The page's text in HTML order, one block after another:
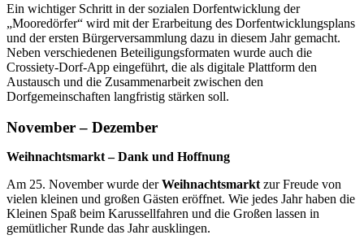
Ein wichtiger Schritt in der sozialen Dorfentwicklung der
„Mooredörfer“ wird mit der Erarbeitung des Dorfentwicklungsplans
und der ersten Bürgerversammlung dazu in diesem Jahr gemacht.
Neben verschiedenen Beteiligungsformaten wurde auch die
Crossiety-Dorf-App eingeführt, die als digitale Plattform den
Austausch und die Zusammenarbeit zwischen den
Dorfgemeinschaften langfristig stärken soll.
November – Dezember
Weihnachtsmarkt – Dank und Hoffnung
Am 25. November wurde derWeihnachtsmarktzur Freude von
vielen kleinen und großen Gästen eröffnet. Wie jedes Jahr haben die
Kleinen Spaß beim Karussellfahren und die Großen lassen in
gemütlicher Runde das Jahr ausklingen.